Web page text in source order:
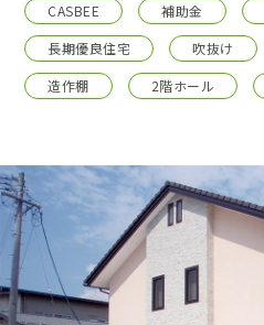
施工事例
採用情報
イベント
ショールーム
ブログ
CASBEE 補助金
長期優良住宅
吹抜け
造作棚
2階ホール